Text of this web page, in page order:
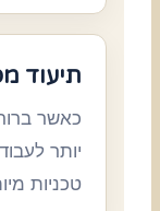
תיעוד
כאשר
יותר
טכניות